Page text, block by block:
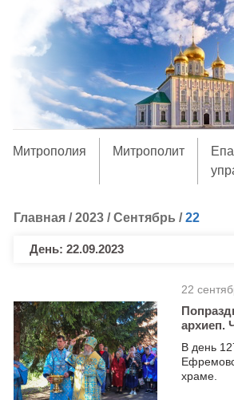
Митрополия Митрополит
Главная /2023 /Сентябрь /22
День: 22.09.2023
22
архиеп.
В день
храме.